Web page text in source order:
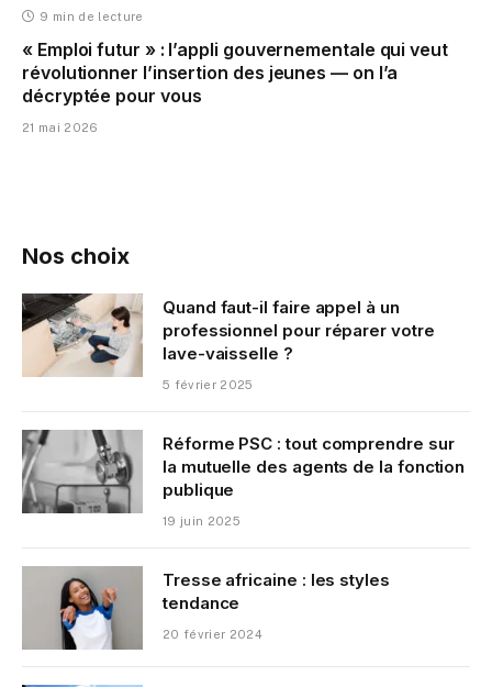
9 min de lecture
« Emploi futur » : l’appli gouvernementale qui veut
révolutionner l’insertion des jeunes — on l’a
décryptée pour vous
21 mai 2026
Nos choix
Quand faut-il faire appel à un
professionnel pour réparer votre
lave-vaisselle ?
5 février 2025
Réforme PSC : tout comprendre sur
la mutuelle des agents de la fonction
publique
19 juin 2025
Tresse africaine : les styles
tendance
20 février 2024